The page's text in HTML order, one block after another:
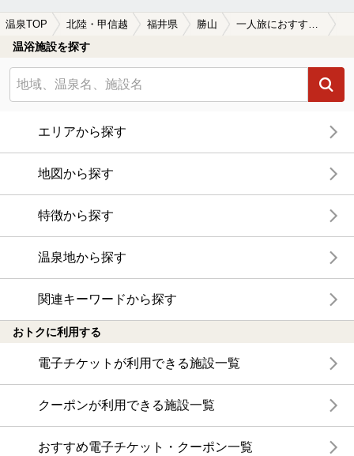
温泉TOP 北陸・甲信越 福井県 勝山
温浴施設を探す
エリアから探す
地図から探す
特徴から探す
温泉地から探す
関連キーワードから探す
おトクに利用する
電子チケットが利用できる施設一覧
クーポンが利用できる施設一覧
おすすめ電子チケット・クーポン一覧